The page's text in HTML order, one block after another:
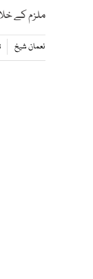
ملزم کے
نعمان شیخ